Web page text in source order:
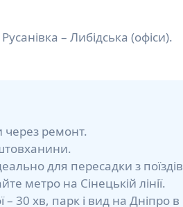
– Либідська (офіси).
через ремонт.
для пересадки з
метро на Сінецькій лінії.
– 30 хв, парк і вид на Дніпро в